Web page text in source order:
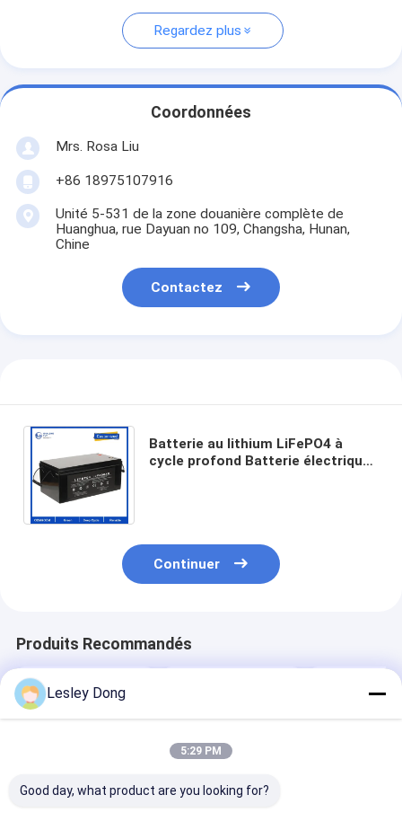
Regardez plus
Coordonnées
Mrs. Rosa Liu
+86 18975107916
Unité 5-531 de la zone douanière complète de
Huanghua, rue Dayuan no 109, Changsha, Hunan,
Chine
Contactez
Batterie au lithium LiFePO4 à
cycle profond Batterie électrique
Continuer
Produits Recommandés
Lesley Dong
5:29 PM
Good day, what product are you looking for?